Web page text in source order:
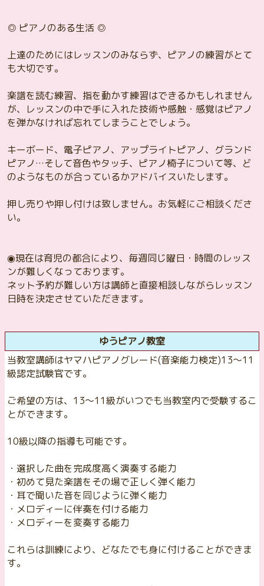
◎ ピアノのある生活 ◎
上達のためにはレッスンのみならず、ピアノの練習がとて
も大切です。
楽譜を読む練習、指を動かす練習はできるかもしれません
が、レッスンの中で手に入れた技術や感触・感覚はピアノ
を弾かなければ忘れてしまうことでしょう。
キーボード、電子ピアノ、アップライトピアノ、グランド
ピアノ…そして音色やタッチ、ピアノ椅子について等、ど
のようなものが合っているかアドバイスいたします。
押し売りや押し付けは致しません。お気軽にご相談くださ
い。
◉現在は育児の都合により、毎週同じ曜日・時間のレッス
ンが難しくなっております。
ネット予約が難しい方は講師と直接相談しながらレッスン
日時を決定させていただきます。
ゆうピアノ教室
当教室講師はヤマハピアノグレード(音楽能力検定)13〜11
級認定試験官です。
ご希望の方は、13〜11級がいつでも当教室内で受験するこ
とができます。
10級以降の指導も可能です。
・選択した曲を完成度高く演奏する能力
・初めて見た楽譜をその場で正しく弾く能力
・耳で聞いた音を同じように弾く能力
・メロディーに伴奏を付ける能力
・メロディーを変奏する能力
これらは訓練により、どなたでも身に付けることができま
す。